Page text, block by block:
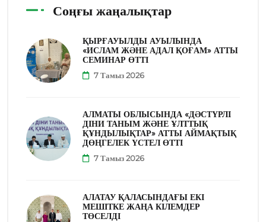
Соңғы жаңалықтар
ҚЫРҒАУЫЛДЫ АУЫЛЫНДА
«ИСЛАМ ЖӘНЕ АДАЛ ҚОҒАМ» АТТЫ
СЕМИНАР ӨТТІ
7 Тамыз 2026
АЛМАТЫ ОБЛЫСЫНДА «ДӘСТҮРЛІ
ДІНИ ТАНЫМ ЖӘНЕ ҰЛТТЫҚ
ҚҰНДЫЛЫҚТАР» АТТЫ АЙМАҚТЫҚ
ДӨҢГЕЛЕК ҮСТЕЛ ӨТТІ
7 Тамыз 2026
АЛАТАУ ҚАЛАСЫНДАҒЫ ЕКІ
МЕШІТКЕ ЖАҢА КІЛЕМДЕР
ТӨСЕЛДІ